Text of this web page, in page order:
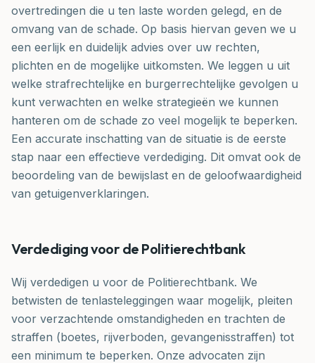
overtredingen die u ten laste worden gelegd, en de
omvang van de schade. Op basis hiervan geven we u
een eerlijk en duidelijk advies over uw rechten,
plichten en de mogelijke uitkomsten. We leggen u uit
welke strafrechtelijke en burgerrechtelijke gevolgen u
kunt verwachten en welke strategieën we kunnen
hanteren om de schade zo veel mogelijk te beperken.
Een accurate inschatting van de situatie is de eerste
stap naar een effectieve verdediging. Dit omvat ook de
beoordeling van de bewijslast en de geloofwaardigheid
van getuigenverklaringen.
Verdediging voor de Politierechtbank
Wij verdedigen u voor de Politierechtbank. We
betwisten de tenlasteleggingen waar mogelijk, pleiten
voor verzachtende omstandigheden en trachten de
straffen (boetes, rijverboden, gevangenisstraffen) tot
een minimum te beperken. Onze advocaten zijn